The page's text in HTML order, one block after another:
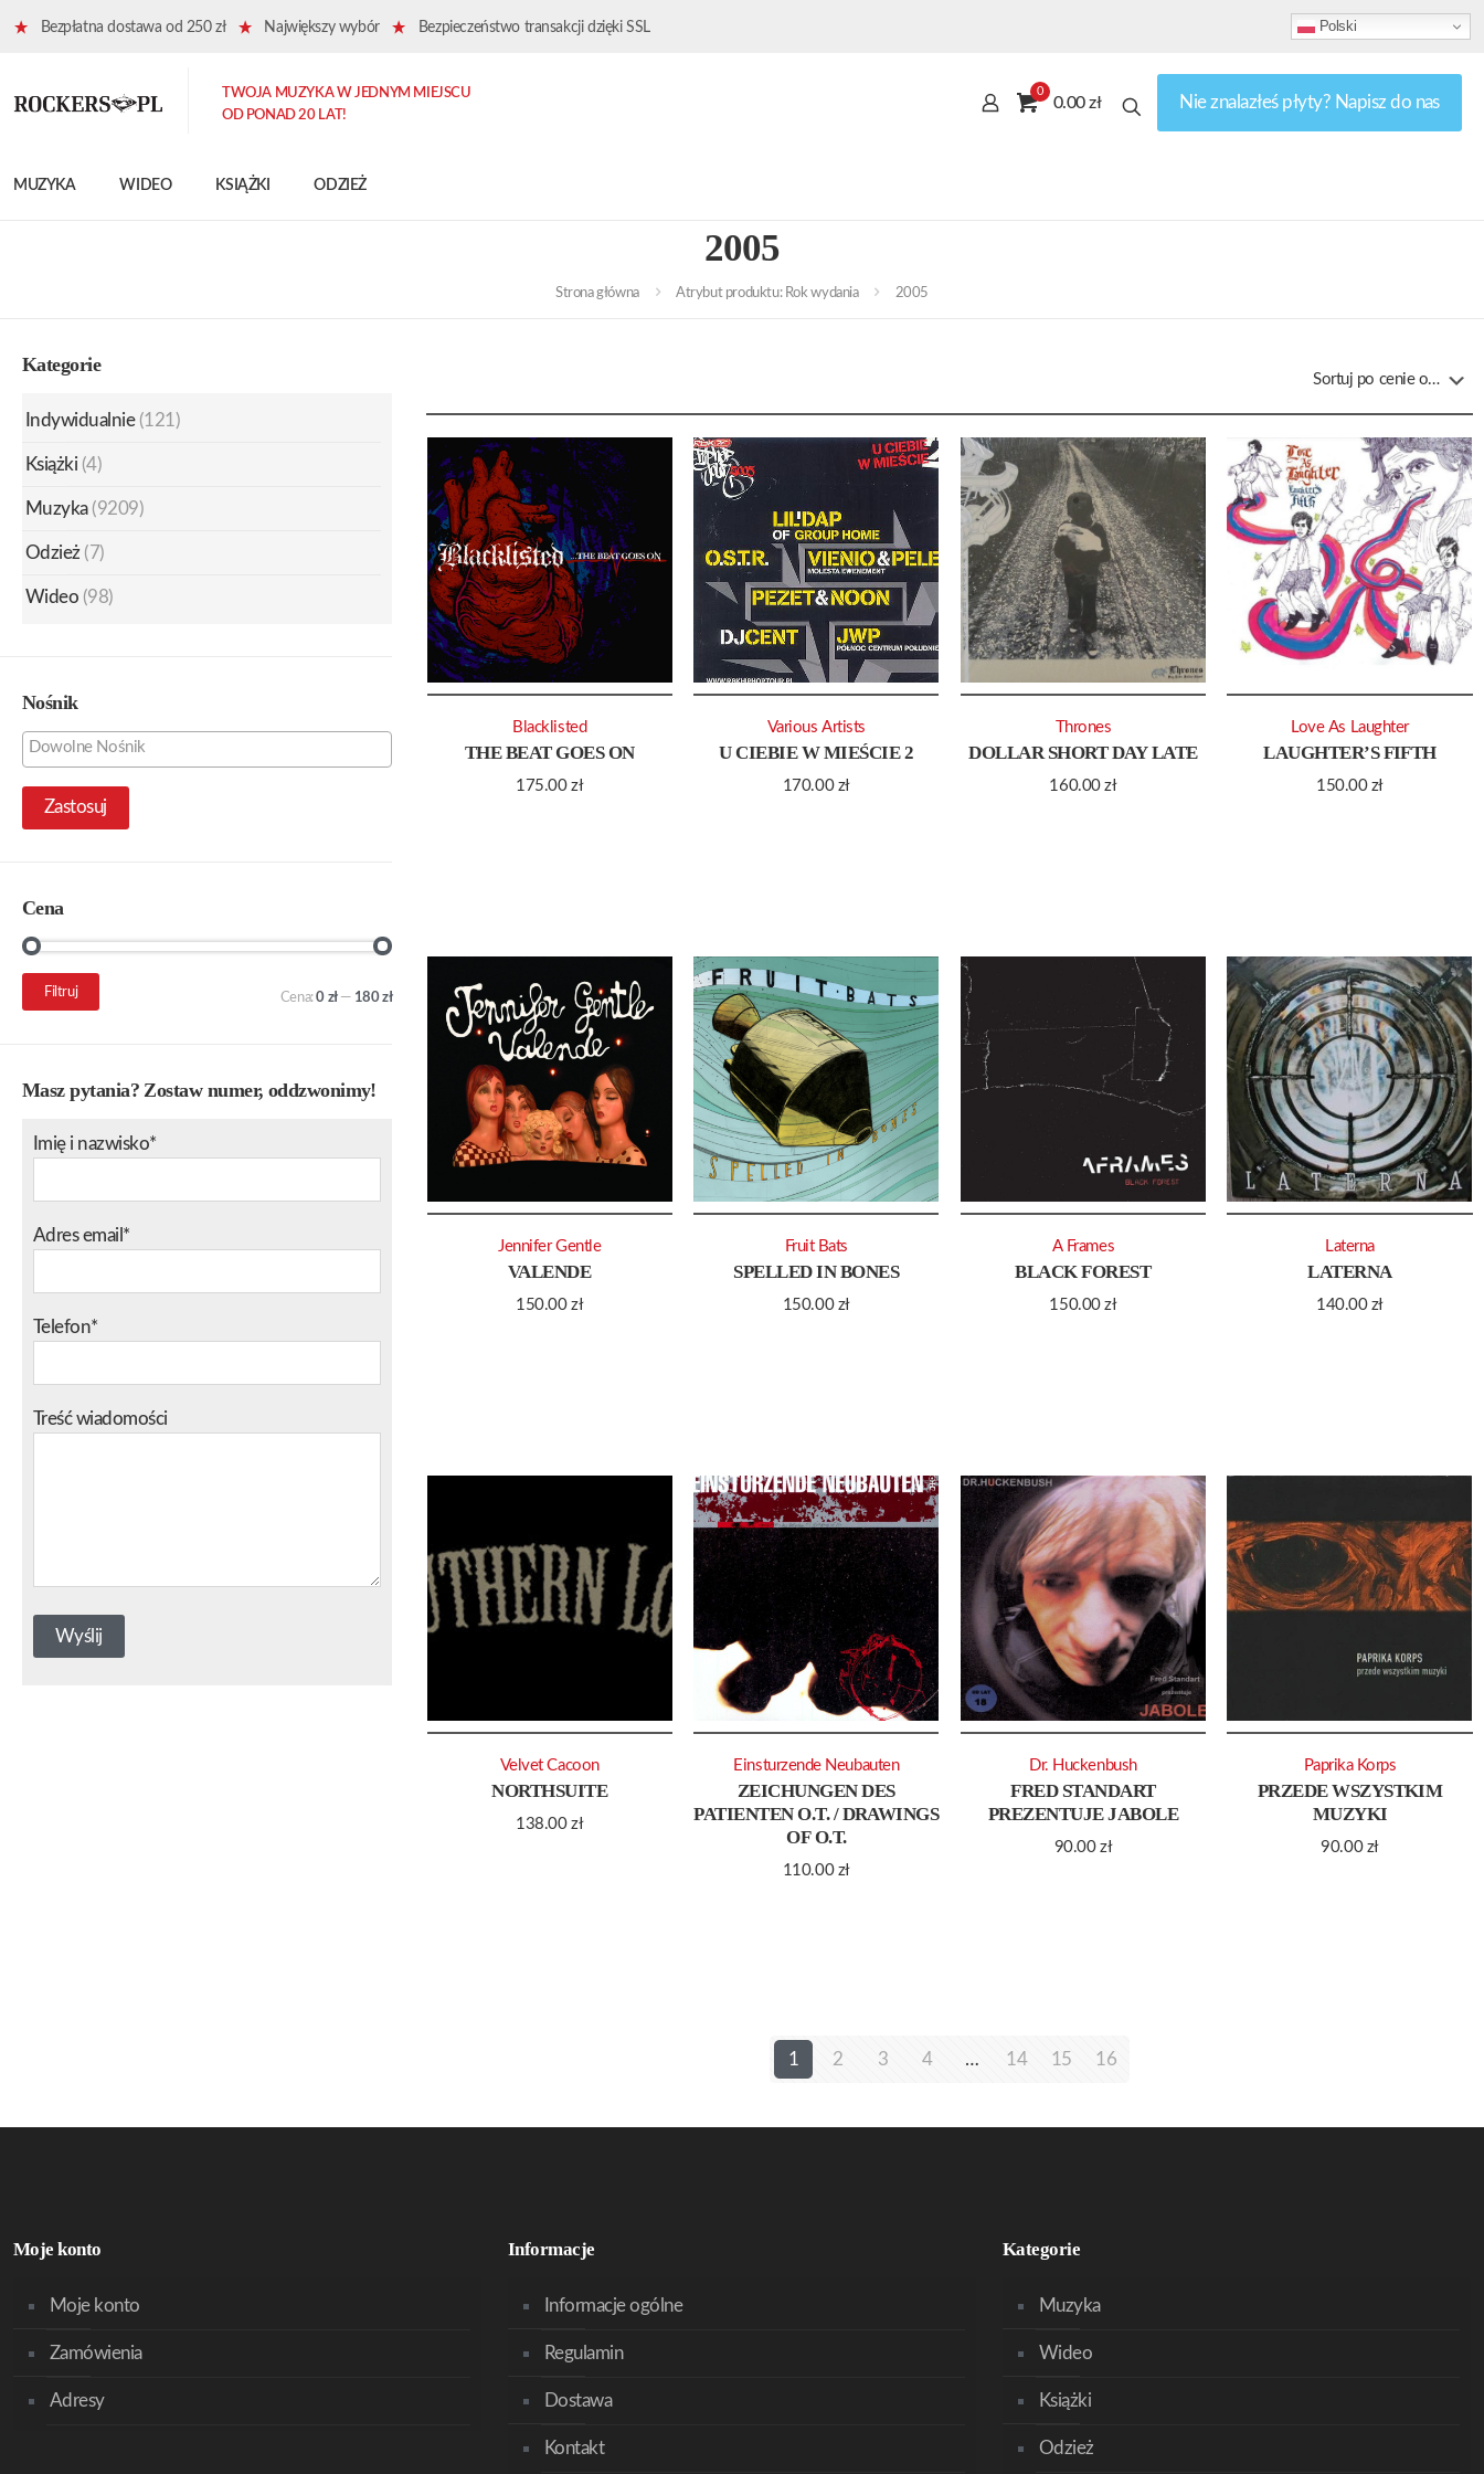
Bezpłatna dostawa od 250 zł Największy wybór Bezpieczeństwo transakcji dzięki SSL Polski
MUZYKA WIDEO KSIĄŻKI ODZIEŻ
TWOJA MUZYKA W JEDNYM MIEJSCU
OD PONAD 20 LAT!
0
0.00 zł Nie znalazłeś płyty? Napisz do nas
2005
Strona główna Atrybut produktu: Rok wydania 2005
THE BEAT GOES ON
175.00zł
Blacklisted
U CIEBIE W MIEŚCIE 2
170.00 zł
Various Artists
DOLLAR SHORT DAY LATE
160.00zł
Thrones
LAUGHTER’S FIFTH
150.00 zł
Love As Laughter
VALENDE
150.00zł
Jennifer Gentle
SPELLED IN BONES
150.00 zł
Fruit Bats
BLACK FOREST
150.00zł
A Frames
LATERNA
140.00 zł
Laterna
NORTHSUITE
138.00zł
Velvet Cacoon
ZEICHUNGEN DES
PATIENTEN O.T. / DRAWINGS
OF O.T.
110.00 zł
Einsturzende Neubauten
FRED STANDART
PREZENTUJE JABOLE
90.00zł
Dr. Huckenbush
PRZEDE WSZYSTKIM
MUZYKI
90.00 zł
Paprika Korps
1 2 3 4 … 14 15 16
Kategorie
Indywidualnie (121)
Książki (4)
Muzyka (9209)
Odzież (7)
Wideo (98)
Nośnik
Zastosuj
Cena
Cena
min.
Cena
maks.
Filtruj Cena:0 zł— 180 zł
Masz pytania? Zostaw numer, oddzwonimy!
Imię i nazwisko*
Adres email*
Telefon*
Treść wiadomości
Moje konto
Moje konto
Zamówienia
Adresy
Informacje
Informacje ogólne
Regulamin
Dostawa
Kontakt
Kategorie
Muzyka
Wideo
Książki
Odzież